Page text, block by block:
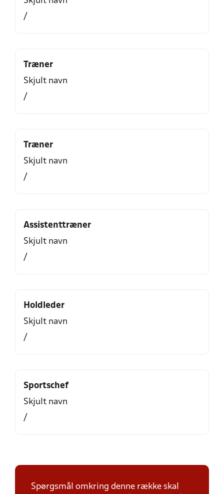
/
Træner
Skjult navn
/
Træner
Skjult navn
/
Assistenttræner
Skjult navn
/
Holdleder
Skjult navn
/
Sportschef
Skjult navn
/
Spørgsmål omkring denne række skal